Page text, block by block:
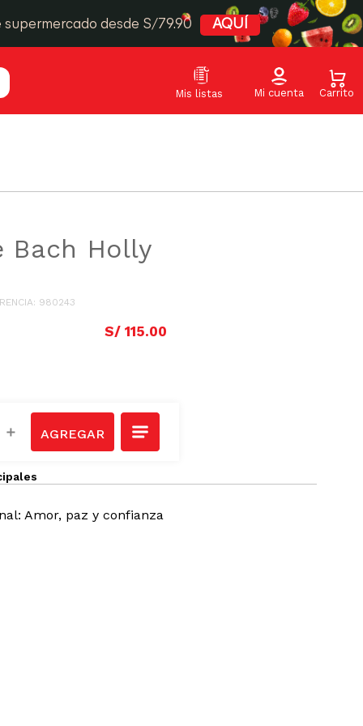
desde S/79.90 AQUÍ
Bach Holly
: 980243
S/ 115.00
＋
Amor, paz y confianza